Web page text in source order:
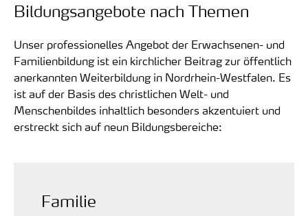
Bildungsangebote nach Themen
Unser professionelles Angebot der Erwachsenen- und
Familienbildung ist ein kirchlicher Beitrag zur öffentlich
anerkannten Weiterbildung in Nordrhein-Westfalen. Es
ist auf der Basis des christlichen Welt- und
Menschenbildes inhaltlich besonders akzentuiert und
erstreckt sich auf neun Bildungsbereiche:
Familie